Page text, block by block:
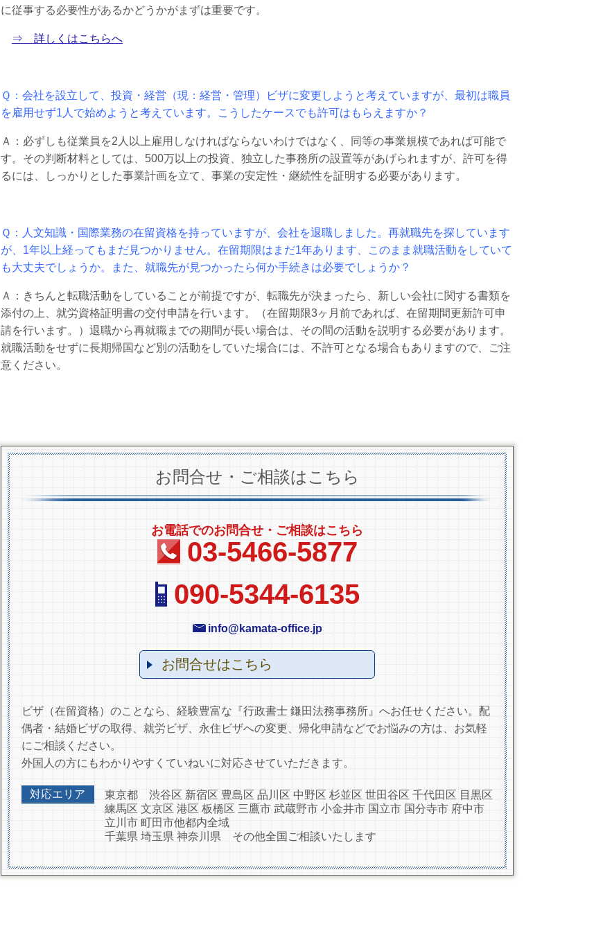
に従事する必要性があるかどうかがまずは重要です。
⇒ 詳しくはこちらへ
Ｑ：会社を設立して、投資・経営（現：経営・管理）ビザに変更しようと考えていますが、最初は職員
を雇用せず1人で始めようと考えています。こうしたケースでも許可はもらえますか？
Ａ：必ずしも従業員を2人以上雇用しなければならないわけではなく、同等の事業規模であれば可能で
す。その判断材料としては、500万以上の投資、独立した事務所の設置等があげられますが、許可を得
るには、しっかりとした事業計画を立て、事業の安定性・継続性を証明する必要があります。
Ｑ：人文知識・国際業務の在留資格を持っていますが、会社を退職しました。再就職先を探しています
が、1年以上経ってもまだ見つかりません。在留期限はまだ1年あります、このまま就職活動をしていて
も大丈夫でしょうか。また、就職先が見つかったら何か手続きは必要でしょうか？
Ａ：きちんと転職活動をしていることが前提ですが、転職先が決まったら、新しい会社に関する書類を
添付の上、就労資格証明書の交付申請を行います。（在留期限3ヶ月前であれば、在留期間更新許可申
請を行います。）退職から再就職までの期間が長い場合は、その間の活動を説明する必要があります。
就職活動をせずに長期帰国など別の活動をしていた場合には、不許可となる場合もありますので、ご注
意ください。
お問合せ・ご相談はこちら
お電話でのお問合せ・ご相談はこちら
03-5466-5877
090-5344-6135
info@kamata-office.jp
お問合せはこちら
ビザ（在留資格）のことなら、経験豊富な『行政書士 鎌田法務事務所』へお任せください。配
偶者・結婚ビザの取得、就労ビザ、永住ビザへの変更、帰化申請などでお悩みの方は、お気軽
にご相談ください。
外国人の方にもわかりやすくていねいに対応させていただきます。
対応エリア
東京都 渋谷区 新宿区 豊島区 品川区 中野区 杉並区 世田谷区 千代田区 目黒区
練馬区 文京区 港区 板橋区 三鷹市 武蔵野市 小金井市 国立市 国分寺市 府中市
立川市 町田市他都内全域
千葉県 埼玉県 神奈川県 その他全国ご相談いたします